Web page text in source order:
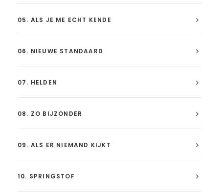
05. ALS JE ME ECHT KENDE
06. NIEUWE STANDAARD
07. HELDEN
08. ZO BIJZONDER
09. ALS ER NIEMAND KIJKT
10. SPRINGSTOF